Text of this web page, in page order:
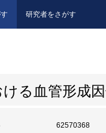
研究者をさがす
る血管形成
62570368